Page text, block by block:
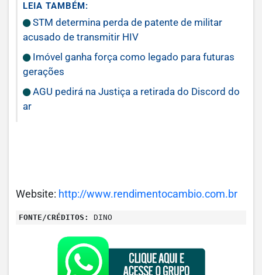
LEIA TAMBÉM:
STM determina perda de patente de militar
acusado de transmitir HIV
Imóvel ganha força como legado para futuras
gerações
AGU pedirá na Justiça a retirada do Discord do
ar
Website: http://www.rendimentocambio.com.br
FONTE/CRÉDITOS: DINO